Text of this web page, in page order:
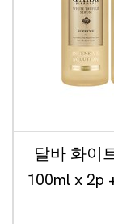
달바 화이
100ml x 2p